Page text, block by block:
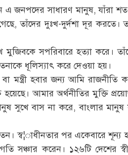
এ জনপদের সাধারণ মানুষ, যাঁরা
তাঁদের দুঃখ-দুর্দশা দূর করতে।
মুজিবকে সপরিবারে হত্যা করে।
ধূলিস্যাৎ করে দেওয়া হয়।
মন্ত্রী হবার জন্য আমি রাজনীতি
আমার অর্থনীতির মুক্তি
সুখে বাস না করে, বাংলার মানুষ
স্ব¦াধীনতার পর একেবারে শূন্য
গতি সঞ্চার করেন। ১২৬টি দেশের